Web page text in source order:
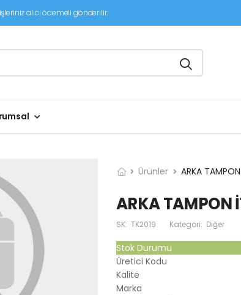
alıcı ödemeli gönderilir.
Ürünler ARKA
ARKA TAMPON
SK: TK2019 Kategori: Diğer
Stok Durumu
Üretici Kodu
Kalite
Marka